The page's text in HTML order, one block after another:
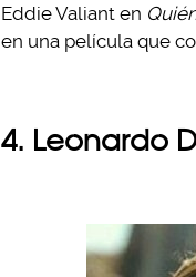
Eddie Valiant en
en una película que
4. Leonardo